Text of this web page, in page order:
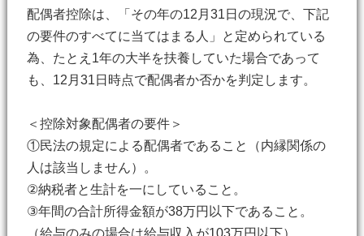
配偶者控除は、「その年の12月31日の現況で、下記
の要件のすべてに当てはまる人」と定められている
為、たとえ1年の大半を扶養していた場合であって
も、12月31日時点で配偶者か否かを判定します。
＜控除対象配偶者の要件＞
①民法の規定による配偶者であること（内縁関係の
人は該当しません）。
②納税者と生計を一にしていること。
③年間の合計所得金額が38万円以下であること。
（給与のみの場合は給与収入が103万円以下）